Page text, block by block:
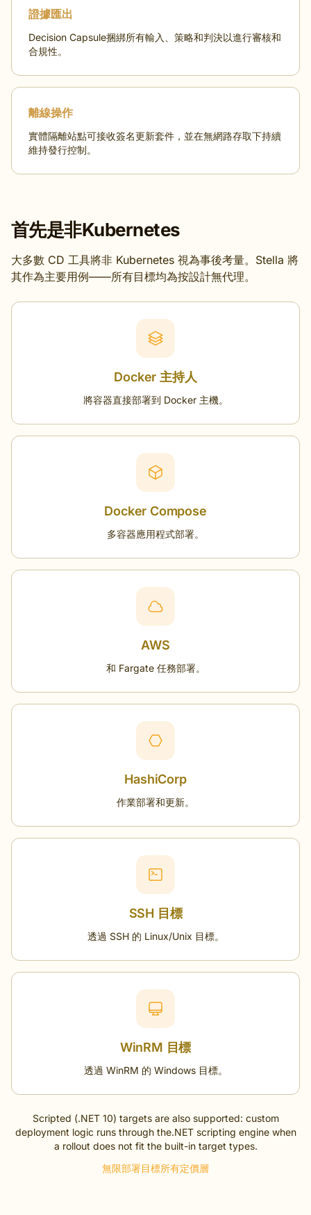
證據匯出
Decision Capsule捆綁所有輸入、策略和判決以進行審核和
合規性。
離線操作
實體隔離站點可接收簽名更新套件，並在無網路存取下持續
維持發行控制。
首先是非Kubernetes
大多數 CD 工具將非 Kubernetes 視為事後考量。Stella 將
其作為主要用例——所有目標均為按設計無代理。
Docker 主持人
將容器直接部署到 Docker 主機。
Docker Compose
多容器應用程式部署。
AWS
和 Fargate 任務部署。
HashiCorp
作業部署和更新。
SSH 目標
透過 SSH 的 Linux/Unix 目標。
WinRM 目標
透過 WinRM 的 Windows 目標。
Scripted (.NET 10) targets are also supported: custom
deployment logic runs through the.NET scripting engine when
a rollout does not fit the built-in target types.
無限部署目標所有定價層